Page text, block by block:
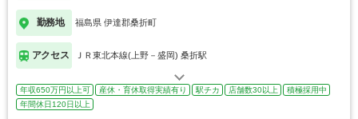
勤務地 福島県 伊達郡桑折町
アクセス ＪＲ東北本線(上野－盛岡) 桑折駅
年収650万円以上可 産休・育休取得実績有り 駅チカ 店舗数30以上
積極採用中
年間休日120日以上